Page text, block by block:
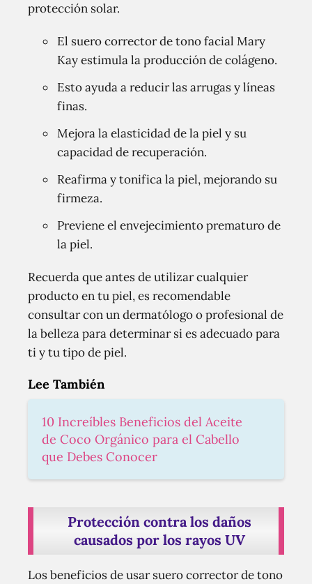
protección solar.
El suero corrector de tono facial Mary
Kay estimula la producción de colágeno.
Esto ayuda a reducir las arrugas y líneas
finas.
Mejora la elasticidad de la piel y su
capacidad de recuperación.
Reafirma y tonifica la piel, mejorando su
firmeza.
Previene el envejecimiento prematuro de
la piel.
Recuerda que antes de utilizar cualquier
producto en tu piel, es recomendable
consultar con un dermatólogo o profesional de
la belleza para determinar si es adecuado para
ti y tu tipo de piel.
Lee También
10 Increíbles Beneficios del Aceite
de Coco Orgánico para el Cabello
que Debes Conocer
Protección contra los daños
causados por los rayos UV
Los beneficios de usar suero corrector de tono